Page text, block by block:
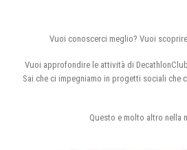
Vuoi conoscerci meglio? Vuoi
Vuoi approfondire le attività di
Sai che ci impegniamo in progetti sociali che
Questo e molto altro nella